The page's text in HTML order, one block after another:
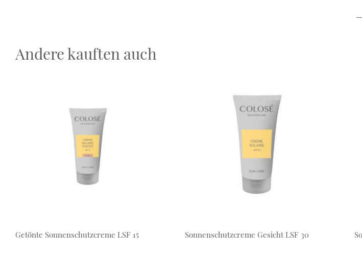
Andere kauften auch
Getönte Sonnenschutzcreme LSF 15 Sonnenschutzcreme Gesicht LSF 30